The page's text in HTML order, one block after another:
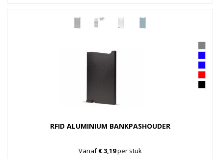
RFID ALUMINIUM BANKPASHOUDER
Vanaf€ 3,19per stuk